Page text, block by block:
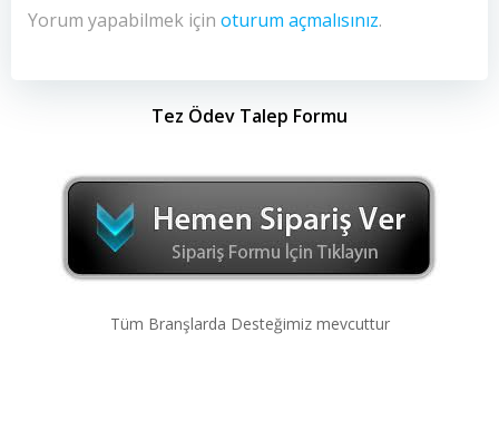
Yorum yapabilmek için oturum açmalısınız.
Tez Ödev Talep Formu
Tüm Branşlarda Desteğimiz mevcuttur